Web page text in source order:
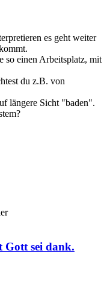
es geht weiter
so einen Arbeitsplatz, mit
du z.B. von
längere Sicht "baden".
Gott sei dank.